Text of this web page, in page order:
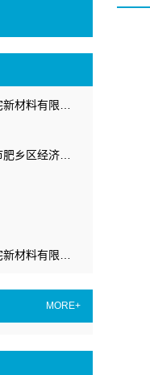
MORE+